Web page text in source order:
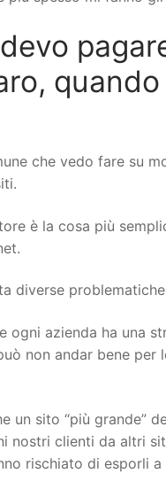
che vedo fare su
è la cosa più
diverse
ogni azienda ha una
non andar bene
un sito “più grande”
nostri clienti da altri
rischiato di esporli